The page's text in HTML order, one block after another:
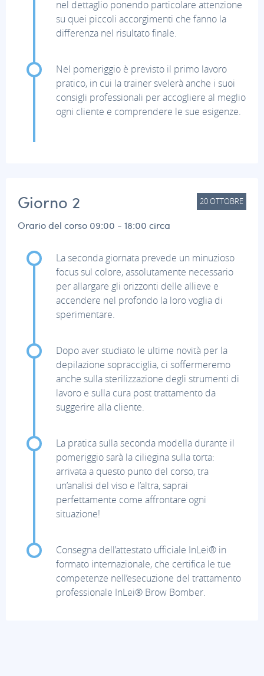
nel dettaglio ponendo particolare attenzione
su quei piccoli accorgimenti che fanno la
differenza nel risultato finale.
Nel pomeriggio è previsto il primo lavoro
pratico, in cui la trainer svelerà anche i suoi
consigli professionali per accogliere al meglio
ogni cliente e comprendere le sue esigenze.
20OTTOBRE
Giorno 2
Orario del corso 09:00 - 18:00 circa
La seconda giornata prevede un minuzioso
focus sul colore, assolutamente necessario
per allargare gli orizzonti delle allieve e
accendere nel profondo la loro voglia di
sperimentare.
Dopo aver studiato le ultime novità per la
depilazione sopracciglia, ci soffermeremo
anche sulla sterilizzazione degli strumenti di
lavoro e sulla cura post trattamento da
suggerire alla cliente.
La pratica sulla seconda modella durante il
pomeriggio sarà la ciliegina sulla torta:
arrivata a questo punto del corso, tra
un’analisi del viso e l’altra, saprai
perfettamente come affrontare ogni
situazione!
Consegna dell’attestato ufficiale InLei® in
formato internazionale, che certifica le tue
competenze nell’esecuzione del trattamento
professionale InLei® Brow Bomber.